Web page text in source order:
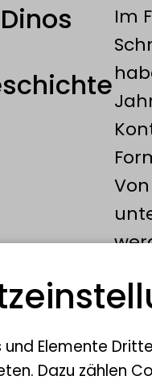
Im
wie
Ein
Elemente
Dazu zählen